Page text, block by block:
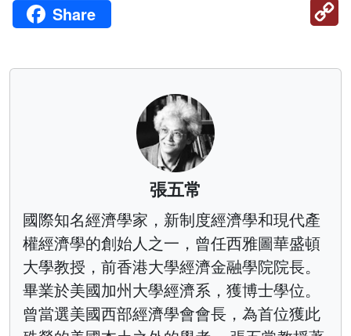
Share
張五常
國際知名經濟學家，新制度經濟學和現代產
權經濟學的創始人之一，曾任西雅圖華盛頓
大學教授，前香港大學經濟金融學院院長。
畢業於美國加州大學經濟系，獲博士學位。
曾當選美國西部經濟學會會長，為首位獲此